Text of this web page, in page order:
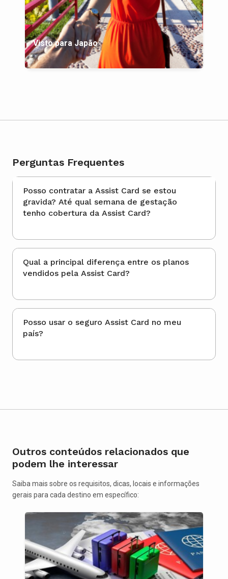
Visto para Japão
Perguntas Frequentes
Posso contratar a Assist Card se estou
gravida? Até qual semana de gestação
tenho cobertura da Assist Card?
Qual a principal diferença entre os planos
vendidos pela Assist Card?
Posso usar o seguro Assist Card no meu
país?
Outros conteúdos relacionados que
podem lhe interessar
Saiba mais sobre os requisitos, dicas, locais e informações
gerais para cada destino em específico: